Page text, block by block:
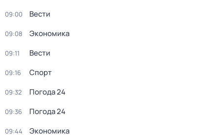
09:00 Вести
09:08 Экономика
09:11 Вести
09:16 Спорт
09:32 Погода 24
09:36 Погода 24
09:44 Экономика